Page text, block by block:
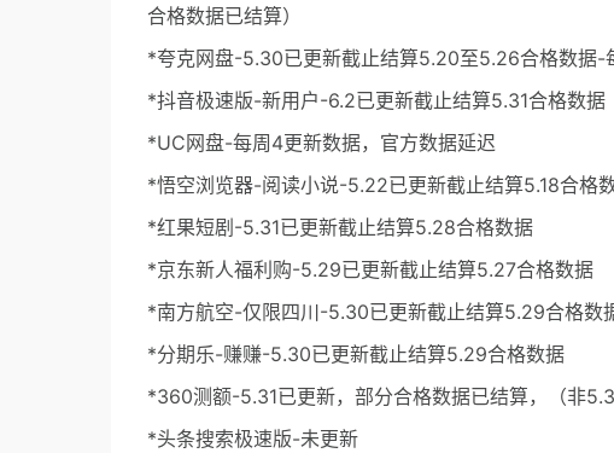
合格数据已结算）
*夸克网盘-5.30已更新截止结算5.20至5.26合格数据-
*抖音极速版-新用户-6.2已更新截止结算5.31合格数据
*UC网盘-每周4更新数据，官方数据延迟
*悟空浏览器-阅读小说-5.22已更新截止结算5.18合格
*红果短剧-5.31已更新截止结算5.28合格数据
*京东新人福利购-5.29已更新截止结算5.27合格数据
*南方航空-仅限四川-5.30已更新截止结算5.29合格数
*分期乐-赚赚-5.30已更新截止结算5.29合格数据
*360测额-5.31已更新，部分合格数据已结算，（非
*头条搜索极速版-未更新